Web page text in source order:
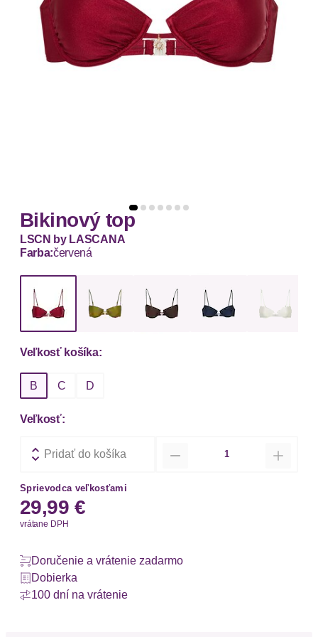
Bikinový top
LSCN by LASCANA
Farba:červená
Veľkosť košíka:
B C D
Veľkosť:
Pridať do košíka
Sprievodca veľkosťami
29,99 €
vrátane DPH
Doručenie a vrátenie zadarmo
Dobierka
100 dní na vrátenie